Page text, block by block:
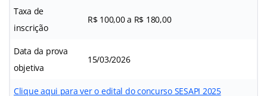
Taxa de
inscrição
R$ 100,00 a R$ 180,00
Data da prova
objetiva
15/03/2026
Clique aqui para ver o edital do concurso SESAPI 2025